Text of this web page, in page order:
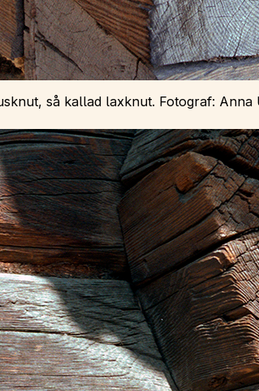
så kallad laxknut. Fotograf: Anna